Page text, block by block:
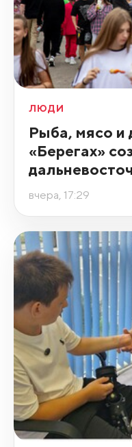
ЛЮДИ
Рыба, мясо и
«Берегах»
вчера, 17:29